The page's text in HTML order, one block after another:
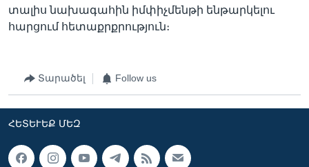
տալիս նախագահին իմփիչմենթի ենթարկելու
հարցում հետաքրքրություն։
Տարածել Follow us
ՀԵՏԵՒԵՔ ՄԵԶ